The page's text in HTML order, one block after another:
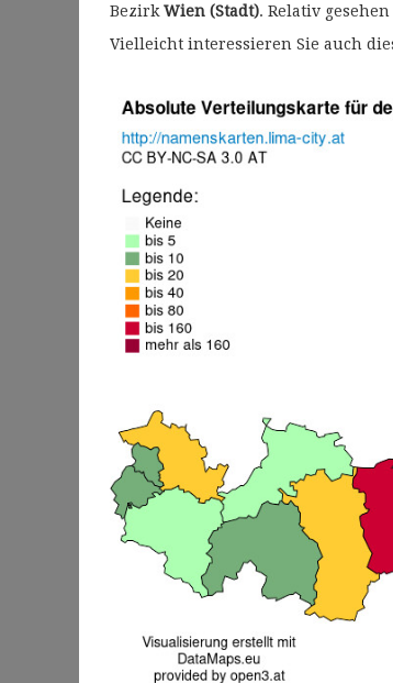
BezirkWien (Stadt). Relativ
Vielleicht interessieren Sie auch